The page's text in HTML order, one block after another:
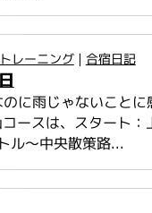
トレーニング| 合宿日記
に雨じゃないこと
ースは、スタート
ル～中央散策路...